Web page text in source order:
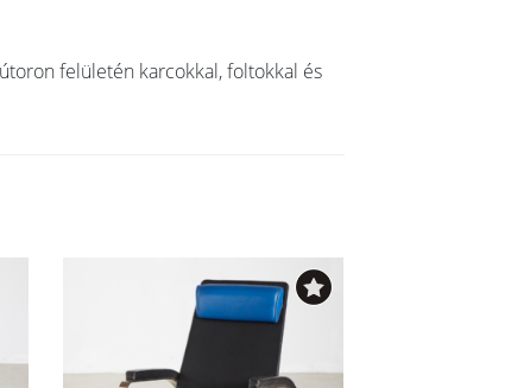
felületén karcokkal, foltokkal és